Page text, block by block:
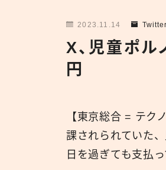
2023.11.14 Twitter
X、児童ポ
円
【東京総合 = テク
課されられていた
日を過ぎても支払